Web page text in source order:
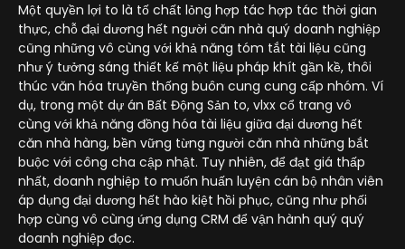
Một quyền lợi to là tố chất lỏng hợp tác hợp tác thời gian
thực, chỗ đại dương hết người căn nhà quý doanh nghiệp
cũng những vô cùng với khả năng tóm tắt tài liệu cũng
như ý tưởng sáng thiết kế một liệu pháp khít gần kề, thôi
thúc văn hóa truyền thống buôn cung cung cấp nhóm. Ví
dụ, trong một dự án Bất Động Sản to, vlxx cổ trang vô
cùng với khả năng đồng hóa tài liệu giữa đại dương hết
căn nhà hàng, bền vững từng người căn nhà những bắt
buộc với công cha cập nhật. Tuy nhiên, để đạt giá thấp
nhất, doanh nghiệp to muốn huấn luyện cán bộ nhân viên
áp dụng đại dương hết hào kiệt hồi phục, cũng như phối
hợp cùng vô cùng ứng dụng CRM để vận hành quý quý
doanh nghiệp đọc.